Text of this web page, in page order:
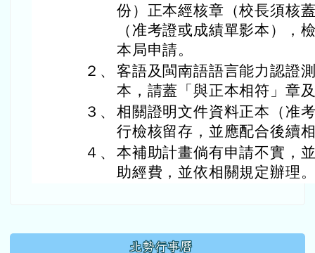
份）正本經核章（校長須核
（准考證或成績單影本），
本局申請。
２、 客語及閩南語語言能力認證
本，請蓋「與正本相符」章
３、 相關證明文件資料正本（准
行檢核留存，並應配合後續
４、 本補助計畫倘有申請不實，
助經費，並依相關規定辦理
北勢行事曆